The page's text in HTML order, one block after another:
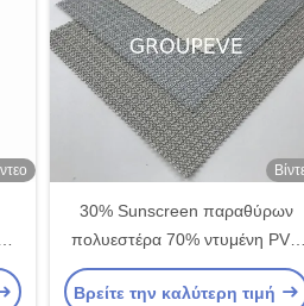
30% Sunscreen παραθύρων
πολυεστέρα 70% ντυμένη PVC
ειλικρίνεια 5% υφάσματος
κυλίνδρων τυφλή
Βρείτε την καλύτερη τιμή